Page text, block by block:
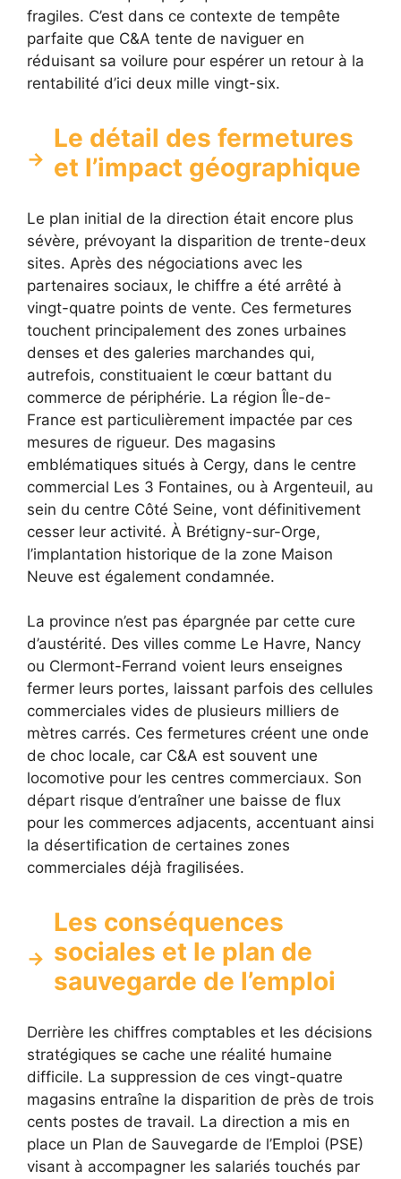
fragiles. C’est dans ce contexte de tempête
parfaite que C&A tente de naviguer en
réduisant sa voilure pour espérer un retour à la
rentabilité d’ici deux mille vingt-six.
Le détail des fermetures
et l’impact géographique
Le plan initial de la direction était encore plus
sévère, prévoyant la disparition de trente-deux
sites. Après des négociations avec les
partenaires sociaux, le chiffre a été arrêté à
vingt-quatre points de vente. Ces fermetures
touchent principalement des zones urbaines
denses et des galeries marchandes qui,
autrefois, constituaient le cœur battant du
commerce de périphérie. La région Île-de-
France est particulièrement impactée par ces
mesures de rigueur. Des magasins
emblématiques situés à Cergy, dans le centre
commercial Les 3 Fontaines, ou à Argenteuil, au
sein du centre Côté Seine, vont définitivement
cesser leur activité. À Brétigny-sur-Orge,
l’implantation historique de la zone Maison
Neuve est également condamnée.
La province n’est pas épargnée par cette cure
d’austérité. Des villes comme Le Havre, Nancy
ou Clermont-Ferrand voient leurs enseignes
fermer leurs portes, laissant parfois des cellules
commerciales vides de plusieurs milliers de
mètres carrés. Ces fermetures créent une onde
de choc locale, car C&A est souvent une
locomotive pour les centres commerciaux. Son
départ risque d’entraîner une baisse de flux
pour les commerces adjacents, accentuant ainsi
la désertification de certaines zones
commerciales déjà fragilisées.
Les conséquences
sociales et le plan de
sauvegarde de l’emploi
Derrière les chiffres comptables et les décisions
stratégiques se cache une réalité humaine
difficile. La suppression de ces vingt-quatre
magasins entraîne la disparition de près de trois
cents postes de travail. La direction a mis en
place un Plan de Sauvegarde de l’Emploi (PSE)
visant à accompagner les salariés touchés par